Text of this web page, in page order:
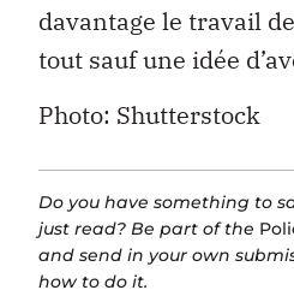
davantage le travail
tout sauf une idée
Photo: Shutterstock
Do you have something to
just read? Be part of the
and send in your own
how to do it.